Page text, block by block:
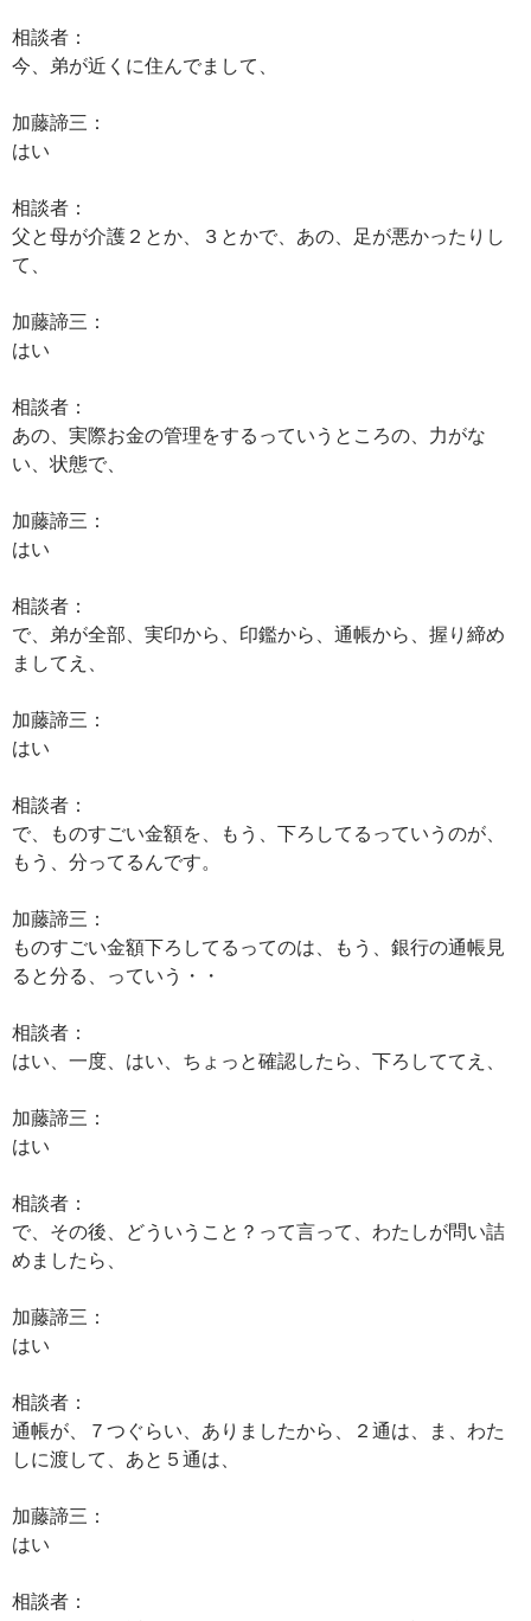
相談者：
今、弟が近くに住んでまして、
加藤諦三：
はい
相談者：
父と母が介護２とか、３とかで、あの、足が悪かったりし
て、
加藤諦三：
はい
相談者：
あの、実際お金の管理をするっていうところの、力がな
い、状態で、
加藤諦三：
はい
相談者：
で、弟が全部、実印から、印鑑から、通帳から、握り締め
ましてえ、
加藤諦三：
はい
相談者：
で、ものすごい金額を、もう、下ろしてるっていうのが、
もう、分ってるんです。
加藤諦三：
ものすごい金額下ろしてるってのは、もう、銀行の通帳見
ると分る、っていう・・
相談者：
はい、一度、はい、ちょっと確認したら、下ろしててえ、
加藤諦三：
はい
相談者：
で、その後、どういうこと？って言って、わたしが問い詰
めましたら、
加藤諦三：
はい
相談者：
通帳が、７つぐらい、ありましたから、２通は、ま、わた
しに渡して、あと５通は、
加藤諦三：
はい
相談者：